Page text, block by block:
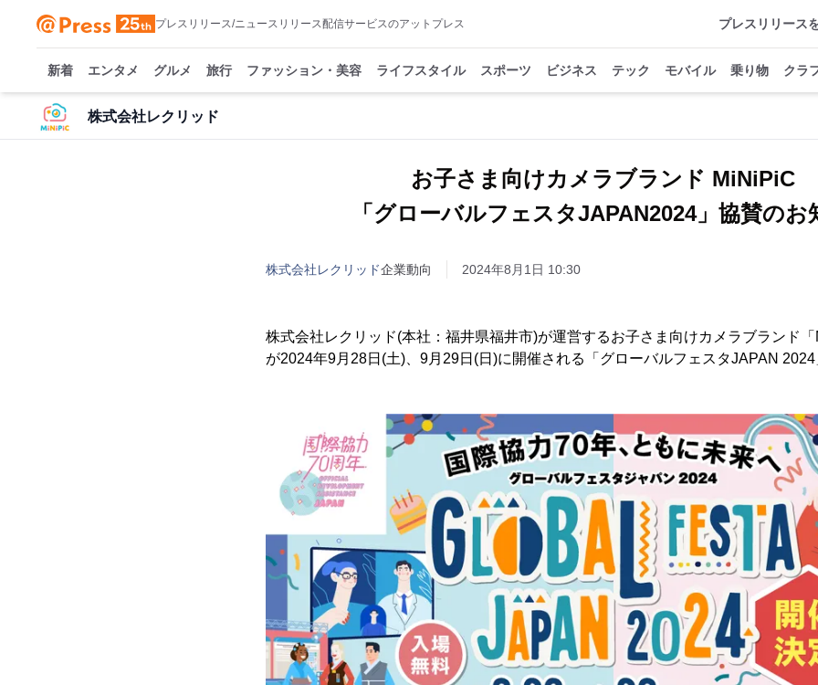
プレスリリース/ニュースリリース配信サービスのアットプレス プレスリリース
新着 エンタメ グルメ 旅行 ファッション・美容 ライフスタイル スポーツ ビジネス テック モバイル 乗り物 クラ
株式会社レクリッド
お子さま向けカメラブランド MiNiPiC
「グローバルフェスタJAPAN2024」協賛のお
株式会社レクリッド企業動向 2024年8月1日 10:30
株式会社レクリッド(本社：福井県福井市)が運営するお子さま向けカメラブランド
が2024年9月28日(土)、9月29日(日)に開催される「グローバルフェスタJAPAN